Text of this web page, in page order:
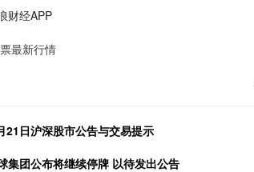
财经APP
最新行情
21日沪深股市公告与交易提示
集团公布将继续停牌 以待发出公告